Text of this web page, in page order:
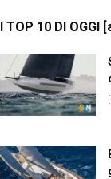
I TOP 10 DI OGGI